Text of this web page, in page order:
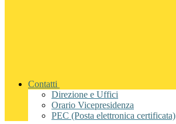
Contatti
Direzione e Uffici
Orario Vicepresidenza
PEC (Posta elettronica certificata)